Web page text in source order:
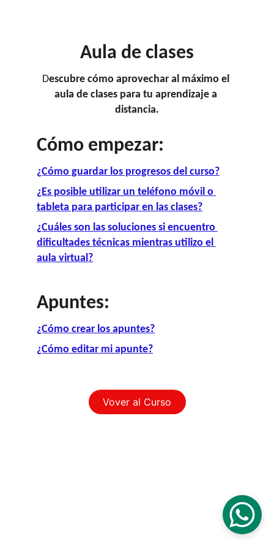
Aula de clases
Descubre cómo aprovechar al máximo el
aula de clases para tu aprendizaje a
distancia.
Cómo empezar:
¿Cómo guardar los progresos del curso?
¿Es posible utilizar un teléfono móvil o
tableta para participar en las clases?
¿Cuáles son las soluciones si encuentro
dificultades técnicas mientras utilizo el
aula virtual?
Apuntes:
¿Cómo crear los apuntes?
¿Cómo editar mi apunte?
Vover al Curso